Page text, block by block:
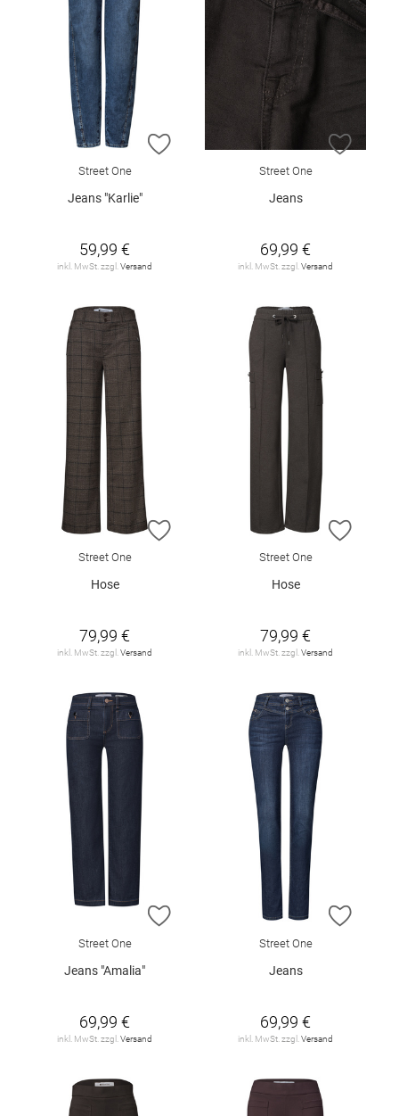
ZUR WUNSCHLISTE HINZUFÜGEN
Street One
Jeans "Karlie"
59,99 €
inkl. MwSt. zzgl. Versand
ZUR
Street One
Jeans
69,99 €
inkl. MwSt. zzgl. Versand
ZUR WUNSCHLISTE HINZUFÜGEN
Street One
Hose
79,99 €
inkl. MwSt. zzgl. Versand
ZUR
Street One
Hose
79,99 €
inkl. MwSt. zzgl. Versand
ZUR WUNSCHLISTE HINZUFÜGEN
Street One
Jeans "Amalia"
69,99 €
inkl. MwSt. zzgl. Versand
ZUR
Street One
Jeans
69,99 €
inkl. MwSt. zzgl. Versand